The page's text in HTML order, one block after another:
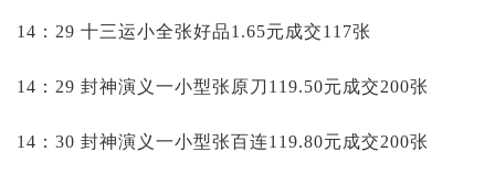
14：29 十三运小全张好品1.65元成交117张
14：29 封神演义一小型张原刀119.50元成交200张
14：30 封神演义一小型张百连119.80元成交200张